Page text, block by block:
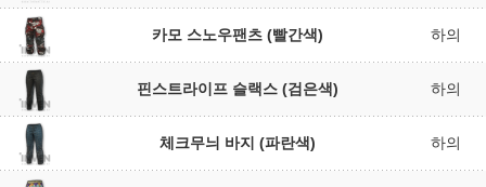
카모 스노우팬츠 (빨간색) 하의
핀스트라이프 슬랙스 (검은색) 하의
체크무늬 바지 (파란색) 하의